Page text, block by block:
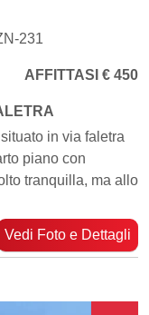
231
AFFITTASI € 450
in via faletra
piano con
tranquilla, ma allo
Vedi Foto e Dettagli